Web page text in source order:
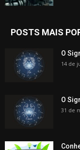
POSTS MAIS
O
14 de
O
31 de